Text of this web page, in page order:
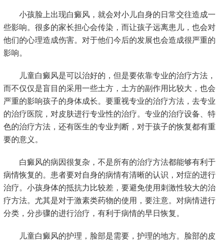
小孩脸上出现白癜风，就会对小儿自身的日常交往造成一
些影响。很多的家长担心会传染，而让孩子远离患儿，也会对
他们的心理造成伤害。对于他们今后的发展也会造成很严重的
影响。
儿童白癜风是可以治好的，但是要依靠专业的治疗方法，
而不仅仅是盲目的采用一些土方，土方的副作用比较大，也会
严重的影响孩子的身体成长。要重视专业的治疗方法，去专业
的治疗医院，对皮肤进行专业性的治疗。专业的治疗设备、特
色的治疗方法，还有医生的专业判断，对于孩子的恢复都有重
要的意义。
白癜风的病因很复杂，不是所有的治疗方法都能够有利于
病情恢复的。患者要对自身的病情有清晰的认识，对症的进行
治疗。小孩身体的抵抗力比较差，要避免使用刺激性较大的治
疗方法。尤其是对于激素类药物的使用，要注意。对病情进行
分类，分步骤的进行治疗，有利于病情的早日恢复。
儿童白癜风的护理，脸部是需要，护理的地方。脸部的皮